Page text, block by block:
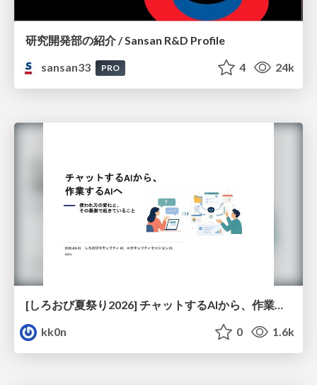
研究開発部の紹介 / Sansan R&D Profile
sansan33
PRO 4 24k
kk0n
0 1.6k